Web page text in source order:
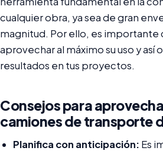
cualquier obra, ya sea de gran
magnitud. Por ello, es
aprovechar al máximo su uso y
resultados en tus proyectos.
Consejos para
camiones de transporte
Planifica con anticipación: Es